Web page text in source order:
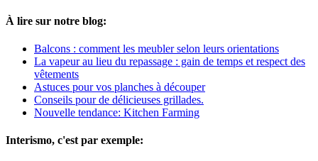
À lire sur notre blog:
Balcons : comment les meubler selon leurs orientations
La vapeur au lieu du repassage : gain de temps et respect des
vêtements
Astuces pour vos planches à découper
Conseils pour de délicieuses grillades.
Nouvelle tendance: Kitchen Farming
Interismo, c'est par exemple: